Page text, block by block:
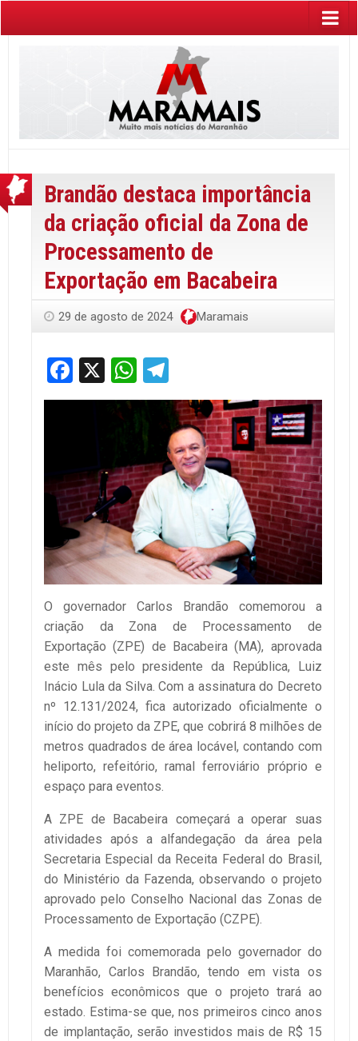
Brandão destaca importância
da criação oficial da Zona de
Processamento de
Exportação em Bacabeira
29 de agosto de 2024 Maramais
Facebook
X WhatsApp
O governador Carlos Brandão comemorou a
criação da Zona de Processamento de
Exportação (ZPE) de Bacabeira (MA), aprovada
este mês pelo presidente da República, Luiz
Inácio Lula da Silva. Com a assinatura do Decreto
nº 12.131/2024, fica autorizado oficialmente o
início do projeto da ZPE, que cobrirá 8 milhões de
metros quadrados de área locável, contando com
heliporto, refeitório, ramal ferroviário próprio e
espaço para eventos.
A ZPE de Bacabeira começará a operar suas
atividades após a alfandegação da área pela
Secretaria Especial da Receita Federal do Brasil,
do Ministério da Fazenda, observando o projeto
aprovado pelo Conselho Nacional das Zonas de
Processamento de Exportação (CZPE).
A medida foi comemorada pelo governador do
Maranhão, Carlos Brandão, tendo em vista os
benefícios econômicos que o projeto trará ao
estado. Estima-se que, nos primeiros cinco anos
de implantação, serão investidos mais de R$ 15